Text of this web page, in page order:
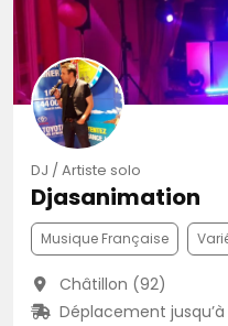
DJ / Artiste solo
Djasanimation
Musique Française
Châtillon (92)
Déplacement